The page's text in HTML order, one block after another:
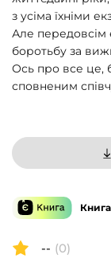
з усіма їхніми
Але передовсім
боротьбу за
Ось про все це,
сповненим
-- (0)